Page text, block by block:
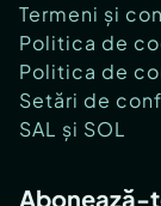
Termeni și
Politica de
Politica de
Setări de
SAL și SOL
Abonează-